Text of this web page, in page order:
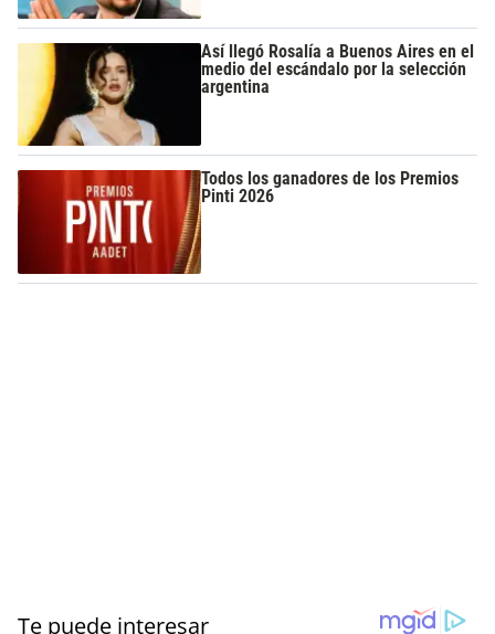
Así llegó Rosalía a Buenos Aires en el
medio del escándalo por la selección
argentina
Todos los ganadores de los Premios
Pinti 2026